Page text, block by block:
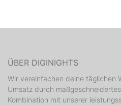
ÜBER DIGINIGHTS
Wir vereinfachen deine täglichen
Umsatz durch
Kombination mit unserer